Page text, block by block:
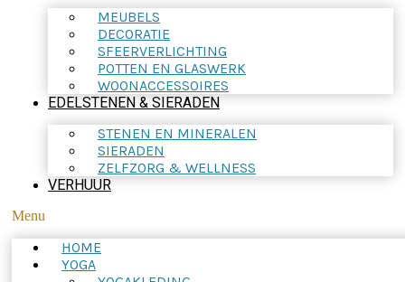
MEUBELS
DECORATIE
SFEERVERLICHTING
POTTEN EN GLASWERK
WOONACCESSOIRES
EDELSTENEN & SIERADEN
STENEN EN MINERALEN
SIERADEN
ZELFZORG & WELLNESS
VERHUUR
Menu
HOME
YOGA